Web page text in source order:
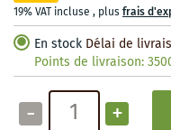
19% VAT incluse , plusfrais
En stock Délai de
Points de livraison:
- +